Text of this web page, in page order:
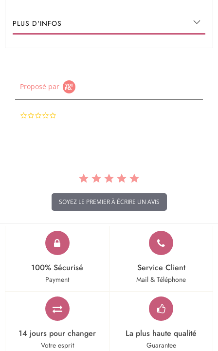
PLUS D'INFOS
Proposé par
SOYEZ LE PREMIER À ÉCRIRE UN AVIS
100% Sécurisé
Payment
Service Client
Mail & Téléphone
14 jours pour changer
Votre esprit
La plus haute qualité
Guarantee